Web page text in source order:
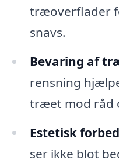
træoverflader
snavs.
Bevaring af
rensning
træet mod råd
Estetisk
ser ikke blot